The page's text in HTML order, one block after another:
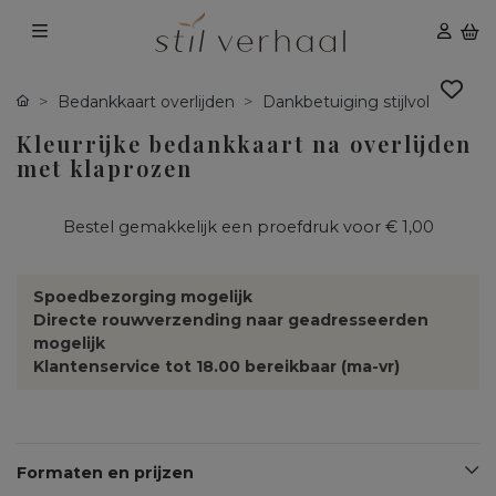
Bedankkaart overlijden Dankbetuiging stijlvol
Kleurrijke bedankkaart na overlijden
met klaprozen
Bestel gemakkelijk een proefdruk voor € 1,00
Spoedbezorging mogelijk
Directe rouwverzending naar geadresseerden
mogelijk
Klantenservice tot 18.00 bereikbaar (ma-vr)
Formaten en prijzen